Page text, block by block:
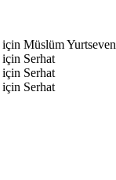
için Müslüm Yurtseven
için Serhat
için Serhat
için Serhat